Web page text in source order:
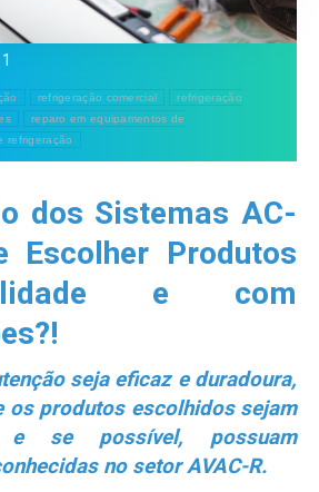
refrigeração comercial
refrigeração
reparo em equipamentos de
refrigeração
dos Sistemas AC-
Escolher Produtos
e com
seja eficaz e duradoura,
os produtos escolhidos sejam
e se possível, possuam
no setor AVAC-R.